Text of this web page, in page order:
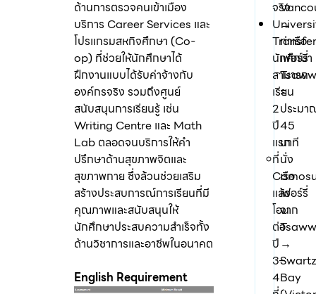
ด้านการตรวจคนเข้าเมือง
บริการ Career Services และ
โปรแกรมสหกิจศึกษา (Co-
op) ที่ช่วยให้นักศึกษาได้
ฝึกงานแบบได้รับค่าจ้างกับ
องค์กรจริง รวมถึงศูนย์
สนับสนุนการเรียนรู้ เช่น
Writing Centre และ Math
Lab ตลอดจนบริการให้คำ
ปรึกษาด้านสุขภาพจิตและ
สุขภาพกาย ซึ่งล้วนช่วยเสริม
สร้างประสบการณ์การเรียนที่มี
คุณภาพและสนับสนุนให้
นักศึกษาประสบความสำเร็จทั้ง
ด้านวิชาการและอาชีพในอนาคต
English Requirement
→
ท่าเรือ
เฟอร์รี่
=
ประม
45
นาที
นั่ง
เรือ
เฟอร์รี่
จาก
→
Bay
จริง
นักศึกษา
สามารถ
เรียน
2
ปี
แรก
ที่
แล้ว
โอน
ต่อ
ปี
3–
4